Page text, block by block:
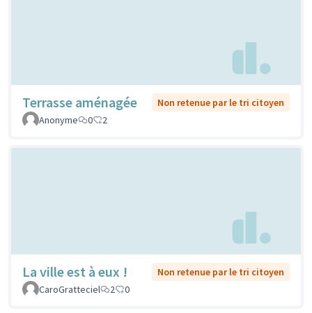
Terrasse aménagée
Non retenue par le tri citoyen
Anonyme
0 2
La ville est à eux !
Non retenue par le tri citoyen
CaroGratteciel
2 0